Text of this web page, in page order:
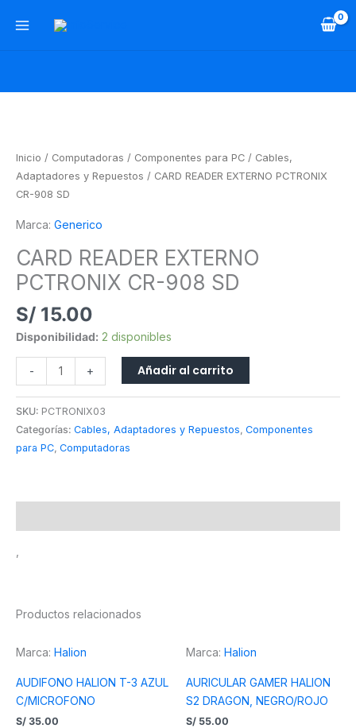
Inicio / Computadoras / Componentes para PC / Cables,
Adaptadores y Repuestos / CARD READER EXTERNO PCTRONIX
CR-908 SD
Marca: Generico
CARD READER EXTERNO
PCTRONIX CR-908 SD
S/ 15.00
Disponibilidad: 2 disponibles
-
EXTERNO
PCTRONIX
CR-
SD
+ Añadir al carrito
SKU: PCTRONIX03
Categorías: Cables, Adaptadores y Repuestos, Componentes
para PC, Computadoras
Productos relacionados
Marca: Halion
AUDIFONO HALION T-3 AZUL
C/MICROFONO
S/ 35.00
Marca: Halion
AURICULAR GAMER HALION
S2 DRAGON, NEGRO/ROJO
S/ 55.00